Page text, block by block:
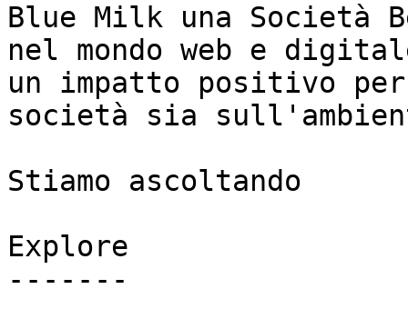
Blue Milk una
nel mondo web e
un impatto positivo
società sia
Stiamo ascoltando
Explore
-------